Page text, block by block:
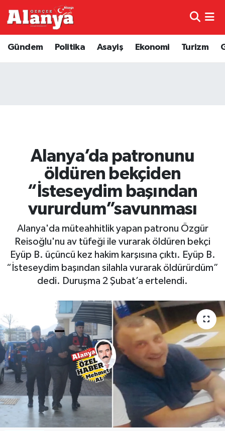
Gündem Politika Asayiş Ekonomi Turizm
Alanya’da patronunu
öldüren bekçiden
“İsteseydim başından
vururdum”savunması
Alanya'da müteahhitlik yapan patronu Özgür
Reisoğlu'nu av tüfeği ile vurarak öldüren bekçi
Eyüp B. üçüncü kez hakim karşısına çıktı. Eyüp B.
“İsteseydim başından silahla vurarak öldürürdüm”
dedi. Duruşma 2 Şubat’a ertelendi.
Genel
Diğer
Dünya
Gizlilik İlkeleri - Privacy Policy
Güncel
Politika
Spor
Trafik Durumu
Haber Arşivi